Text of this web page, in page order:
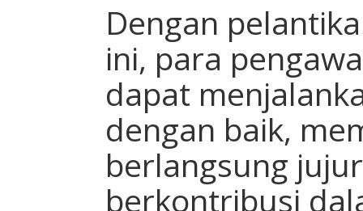
Dengan
ini, para
dapat
dengan baik,
berlangsung
berkontribusi